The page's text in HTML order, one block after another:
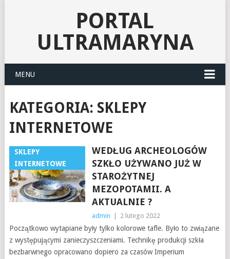
PORTAL
ULTRAMARYNA
MENU
KATEGORIA: SKLEPY
INTERNETOWE
SKLEPY
INTERNETOWE
WEDŁUG ARCHEOLOGÓW
SZKŁO UŻYWANO JUŻ W
STAROŻYTNEJ
MEZOPOTAMII. A
AKTUALNIE ?
admin 2 lutego 2022
Początkowo wytapiane były tylko kolorowe tafle. Było to związane
z występującymi zanieczyszczeniami. Technikę produkcji szkła
bezbarwnego opracowano dopiero za czasów Imperium